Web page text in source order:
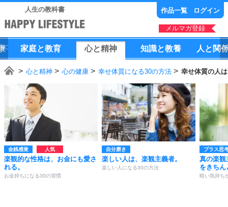
人生の教科書 作品一覧 ログイン
メルマガ登録
家庭と教育 心と精神 知識と教養 人 と 関
心と精神 心の健康 幸せ体質になる30の方法 幸せ体質の人
金銭感覚
楽観的な性格は、お金にも愛さ
れる。
お金持ちになる30の習慣
自分磨き
楽しい人は、楽観主義者。
楽しい人になる30の方法
プラス思
真の楽観
をきちん
暗い気持ち